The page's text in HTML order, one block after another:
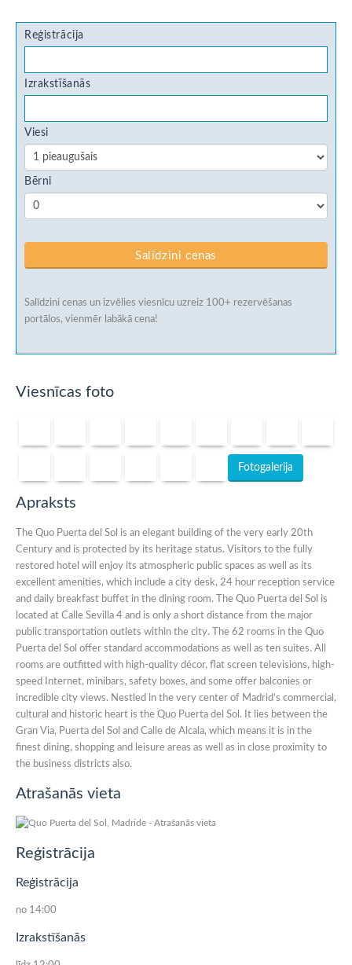
Reģistrācija
Izrakstīšanās
Viesi
Bērni
Salīdzini cenas
Salīdzini cenas un izvēlies viesnīcu uzreiz 100+ rezervēšanas
portālos, vienmēr labākā cena!
Viesnīcas foto
Fotogalerija
Apraksts
The Quo Puerta del Sol is an elegant building of the very early 20th
Century and is protected by its heritage status. Visitors to the fully
restored hotel will enjoy its atmospheric public spaces as well as its
excellent amenities, which include a city desk, 24 hour reception service
and daily breakfast buffet in the dining room. The Quo Puerta del Sol is
located at Calle Sevilla 4 and is only a short distance from the major
public transportation outlets within the city. The 62 rooms in the Quo
Puerta del Sol offer standard accommodations as well as ten suites. All
rooms are outfitted with high-quality décor, flat screen televisions, high-
speed Internet, minibars, safety boxes, and some offer balconies or
incredible city views. Nestled in the very center of Madrid’s commercial,
cultural and historic heart is the Quo Puerta del Sol. It lies between the
Gran Via, Puerta del Sol and Calle de Alcala, which means it is in the
finest dining, shopping and leisure areas as well as in close proximity to
the business districts also.
Atrašanās vieta
Reģistrācija
Reģistrācija
no 14:00
Izrakstīšanās